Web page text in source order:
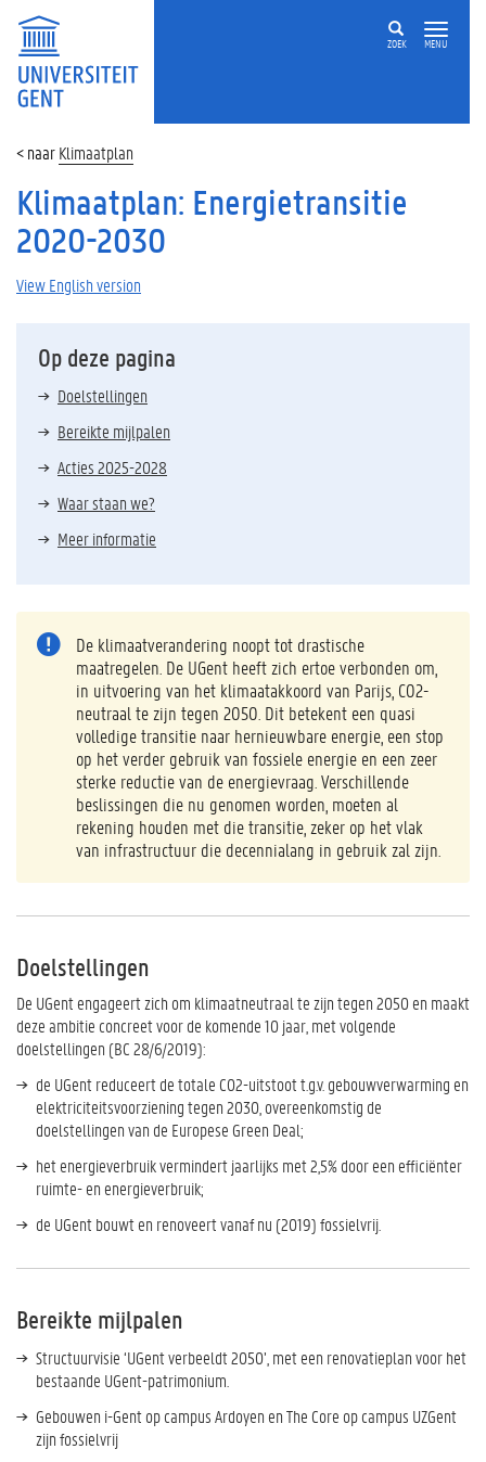
ZOEK MENU
Klimaatplan
Klimaatplan: Energietransitie
2020-2030
View English version
Op deze pagina
Doelstellingen
Bereikte mijlpalen
Acties 2025-2028
Waar staan we?
Meer informatie
De klimaatverandering noopt tot drastische
maatregelen. De UGent heeft zich ertoe verbonden om,
in uitvoering van het klimaatakkoord van Parijs, CO2-
neutraal te zijn tegen 2050. Dit betekent een quasi
volledige transitie naar hernieuwbare energie, een stop
op het verder gebruik van fossiele energie en een zeer
sterke reductie van de energievraag. Verschillende
beslissingen die nu genomen worden, moeten al
rekening houden met die transitie, zeker op het vlak
van infrastructuur die decennialang in gebruik zal zijn.
Doelstellingen
De UGent engageert zich om klimaatneutraal te zijn tegen 2050 en maakt
deze ambitie concreet voor de komende 10 jaar, met volgende
doelstellingen (BC 28/6/2019):
de UGent reduceert de totale CO2-uitstoot t.g.v. gebouwverwarming en
elektriciteitsvoorziening tegen 2030 , overeenkomstig de
doelstellingen van de Europese Green Deal;
het energieverbruik vermindert jaarlijks met 2,5% door een efficiënter
ruimte- en energieverbruik;
de UGent bouwt en renoveert vanaf nu (2019) fossielvrij.
Bereikte mijlpalen
Structuurvisie ‘UGent verbeeldt 2050’, met een renovatieplan voor het
bestaande UGent-patrimonium.
Gebouwen i-Gent op campus Ardoyen en The Core op campus UZGent
zijn fossielvrij